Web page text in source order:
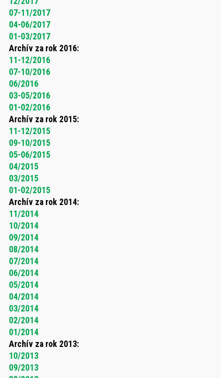
07-11/2017
04-06/2017
01-03/2017
Archív za rok 2016:
11-12/2016
07-10/2016
06/2016
03-05/2016
01-02/2016
Archív za rok 2015:
11-12/2015
09-10/2015
05-06/2015
04/2015
03/2015
01-02/2015
Archív za rok 2014:
11/2014
10/2014
09/2014
08/2014
07/2014
06/2014
05/2014
04/2014
03/2014
02/2014
01/2014
Archív za rok 2013:
10/2013
09/2013